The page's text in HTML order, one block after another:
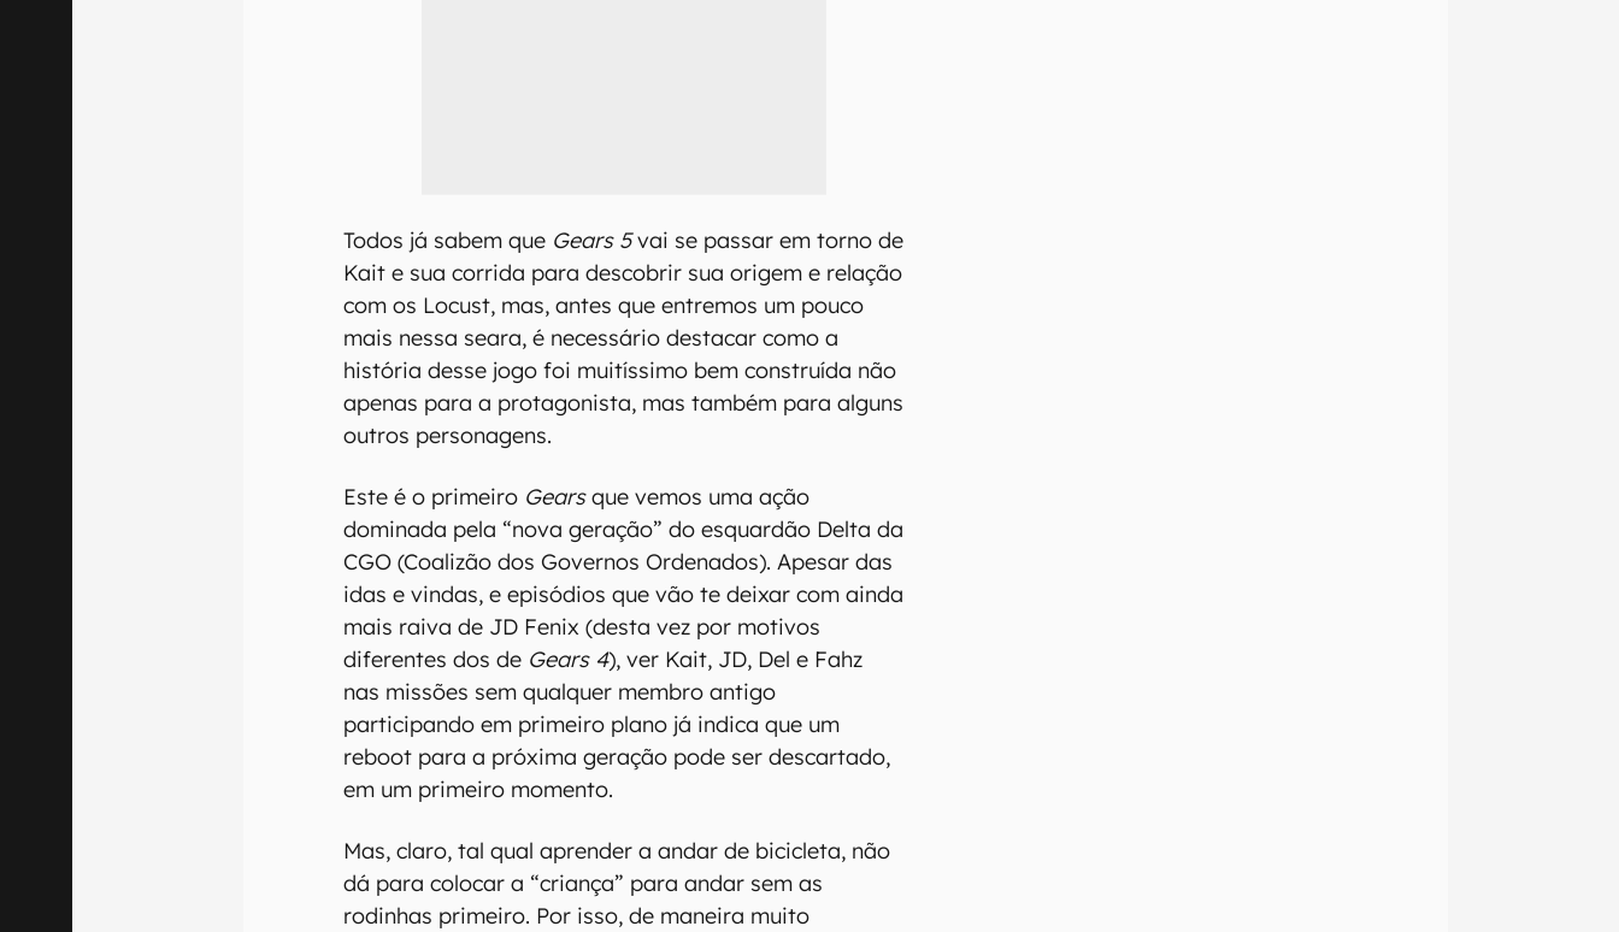
Todos já sabem que Gears 5vai se passar em torno de
Kait e sua corrida para descobrir sua origem e relação
com os Locust, mas, antes que entremos um pouco
mais nessa seara, é necessário destacar como a
história desse jogo foi muitíssimo bem construída não
apenas para a protagonista, mas também para alguns
outros personagens.
Este é o primeiro Gearsque vemos uma ação
dominada pela “nova geração” do esquardão Delta da
CGO (Coalizão dos Governos Ordenados). Apesar das
idas e vindas, e episódios que vão te deixar com ainda
mais raiva de JD Fenix (desta vez por motivos
diferentes dos de Gears 4), ver Kait, JD, Del e Fahz
nas missões sem qualquer membro antigo
participando em primeiro plano já indica que um
reboot para a próxima geração pode ser descartado,
em um primeiro momento.
Mas, claro, tal qual aprender a andar de bicicleta, não
dá para colocar a “criança” para andar sem as
rodinhas primeiro. Por isso, de maneira muito